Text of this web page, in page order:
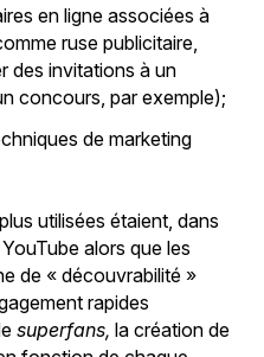
en ligne associées à
ruse publicitaire,
des invitations à un
concours, par exemple);
de marketing
utilisées étaient, dans
alors que les
de « découvrabilité »
rapides
superfans, la création de